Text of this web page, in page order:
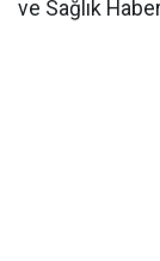
ve Sağlık